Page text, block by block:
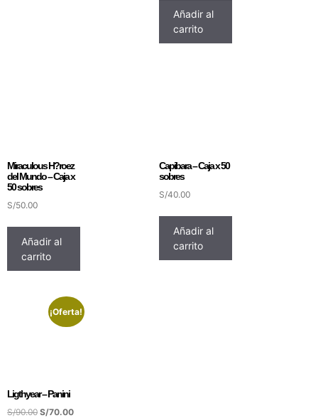
Añadir al
carrito
Miraculous H?roez
del Mundo – Caja x
50 sobres
S/50.00
Añadir al
carrito
Capibara – Caja x 50
sobres
S/40.00
Añadir al
carrito
¡Oferta!
Ligthyear – Panini
S/90.00 S/70.00